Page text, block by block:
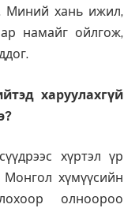
Миний хань ижил,
намайг ойлгож,
харуулахгүй
хүртэл үр
Монгол хүмүүсийн
олноороо